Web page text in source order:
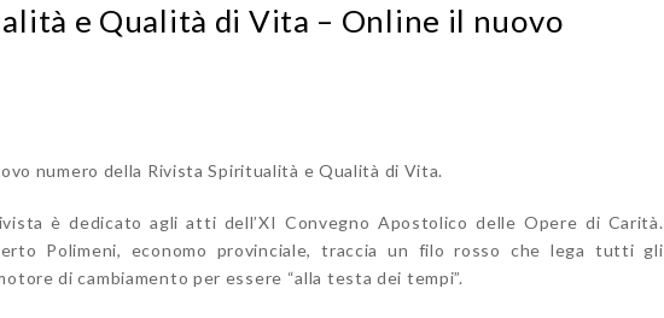
e Qualità di Vita – Online il nuovo
numero della Rivista Spiritualità e Qualità di Vita.
è dedicato agli atti dell’XI Convegno Apostolico delle Opere di Carità.
Polimeni, economo provinciale, traccia un filo rosso che lega tutti gli
di cambiamento per essere “alla testa dei tempi”.